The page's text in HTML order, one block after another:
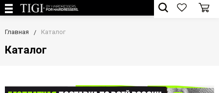
Главная Каталог
Каталог